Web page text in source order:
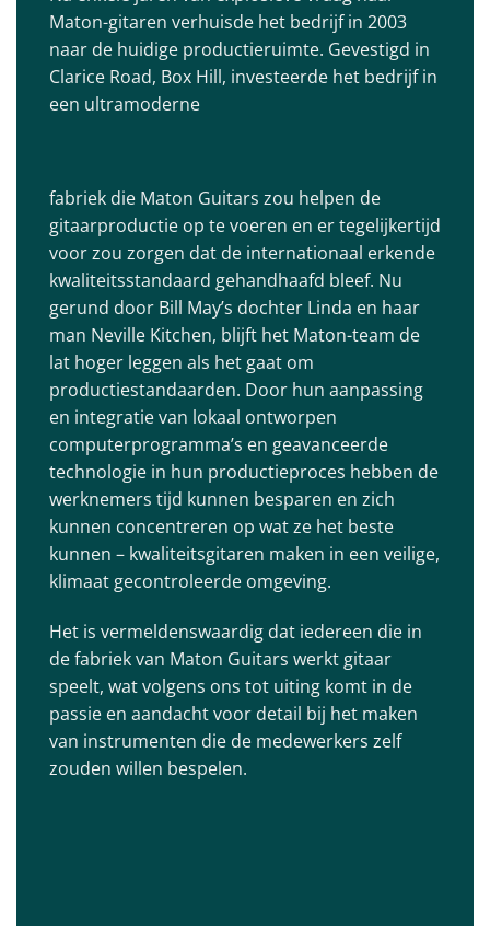
Maton-gitaren verhuisde het bedrijf in 2003
naar de huidige productieruimte. Gevestigd in
Clarice Road, Box Hill, investeerde het bedrijf in
een ultramoderne
fabriek die Maton Guitars zou helpen de
gitaarproductie op te voeren en er tegelijkertijd
voor zou zorgen dat de internationaal erkende
kwaliteitsstandaard gehandhaafd bleef. Nu
gerund door Bill May’s dochter Linda en haar
man Neville Kitchen, blijft het Maton-team de
lat hoger leggen als het gaat om
productiestandaarden. Door hun aanpassing
en integratie van lokaal ontworpen
computerprogramma’s en geavanceerde
technologie in hun productieproces hebben de
werknemers tijd kunnen besparen en zich
kunnen concentreren op wat ze het beste
kunnen – kwaliteitsgitaren maken in een veilige,
klimaat gecontroleerde omgeving.
Het is vermeldenswaardig dat iedereen die in
de fabriek van Maton Guitars werkt gitaar
speelt, wat volgens ons tot uiting komt in de
passie en aandacht voor detail bij het maken
van instrumenten die de medewerkers zelf
zouden willen bespelen.